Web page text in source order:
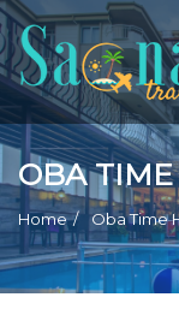
OBA
Home Oba